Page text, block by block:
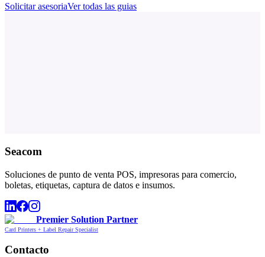
Solicitar asesoriaVer todas las guias
Seacom
Soluciones de punto de venta POS, impresoras para comercio,
boletas, etiquetas, captura de datos e insumos.
Premier Solution Partner
Card Printers + Label Repair Specialist
Contacto